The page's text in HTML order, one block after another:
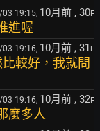
03 19:15, 10月前 , 30F
進喔
03 19:16, 10月前 , 31 F
較好，我就問
03 19:16, 10月前 , 32F
麼多人